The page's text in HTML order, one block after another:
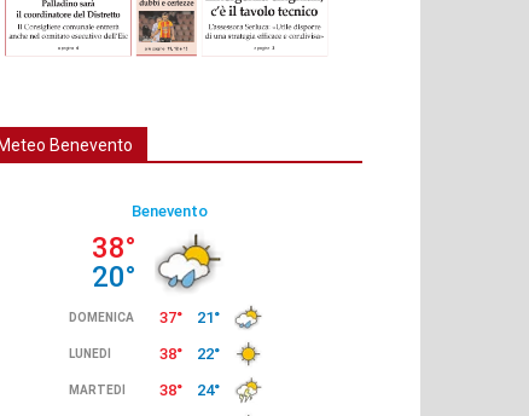
Meteo Benevento